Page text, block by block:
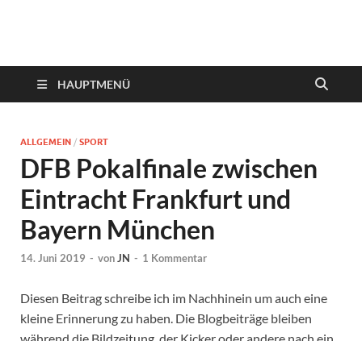
HAUPTMENÜ
ALLGEMEIN / SPORT
DFB Pokalfinale zwischen
Eintracht Frankfurt und
Bayern München
14. Juni 2019 - vonJN - 1 Kommentar
Diesen Beitrag schreibe ich im Nachhinein um auch eine
kleine Erinnerung zu haben. Die Blogbeiträge bleiben